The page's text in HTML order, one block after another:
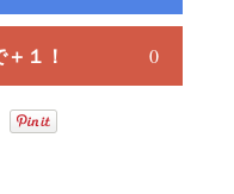
１！ 0